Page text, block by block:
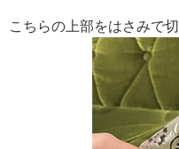
こちらの上部をはさみで